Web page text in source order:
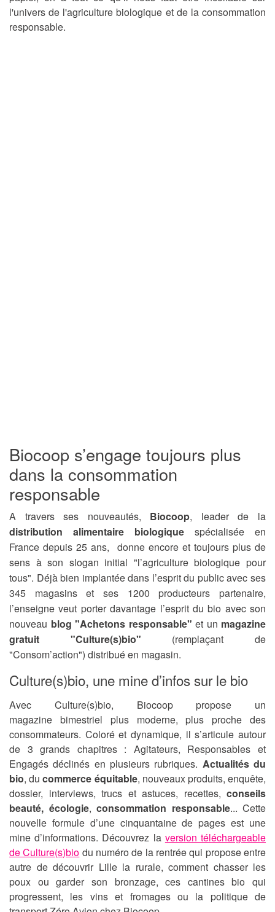
l'univers de l'agriculture biologique et de la consommation
responsable.
Biocoop s’engage toujours plus
dans la consommation
responsable
A travers ses nouveautés, Biocoop, leader de la
distribution alimentaire biologique spécialisée en
France depuis 25 ans, donne encore et toujours plus de
sens à son slogan initial "l’agriculture biologique pour
tous". Déjà bien implantée dans l’esprit du public avec ses
345 magasins et ses 1200 producteurs partenaire,
l’enseigne veut porter davantage l’esprit du bio avec son
nouveau blog "Achetons responsable" et un magazine
gratuit "Culture(s)bio" (remplaçant de
"Consom’action") distribué en magasin.
Culture(s)bio, une mine d’infos sur le bio
Avec Culture(s)bio, Biocoop propose un
magazine bimestriel plus moderne, plus proche des
consommateurs. Coloré et dynamique, il s’articule autour
de 3 grands chapitres : Agitateurs, Responsables et
Engagés déclinés en plusieurs rubriques. Actualités du
bio, ducommerce équitable, nouveaux produits, enquête,
dossier, interviews, trucs et astuces, recettes, conseils
beauté, écologie, consommation responsable... Cette
nouvelle formule d’une cinquantaine de pages est une
mine d’informations. Découvrez la version téléchargeable
de Culture(s)bio du numéro de la rentrée qui propose entre
autre de découvrir Lille la rurale, comment chasser les
poux ou garder son bronzage, ces cantines bio qui
progressent, les vins et fromages ou la politique de